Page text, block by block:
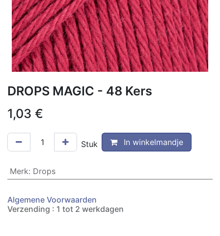
DROPS MAGIC - 48 Kers
1,03 €
Stuk In winkelmandje
Merk: Drops
Algemene Voorwaarden
Verzending : 1 tot 2 werkdagen